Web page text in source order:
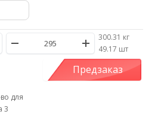
300.31 кг
/49.17 шт
Предзаказ
для
3